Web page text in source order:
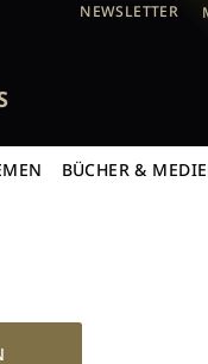
NEWSLETTER
BÜCHER &